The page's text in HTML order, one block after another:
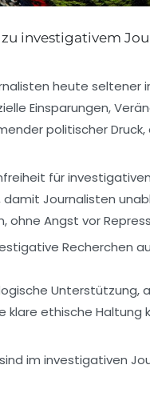
investigativem
heute seltener
Einsparungen,
politischer
für
Journalisten
ohne Angst vor
Recherchen
Unterstützung,
klare ethische
im investigativen